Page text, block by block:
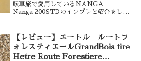
転車旅で愛用しているNANGA
Nanga 200STDのインプレと紹介をして
用しています。これ一つで真冬以外はカ
バーできると思います。
【レビュー】エートル ルートフ
ォレスティエールGrandBois tire
Hetre Route Forestiere